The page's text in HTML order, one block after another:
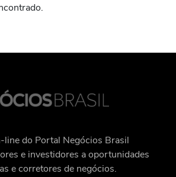
line do Portal Negócios Brasil
e investidores a oportunidades
e corretores de negócios.